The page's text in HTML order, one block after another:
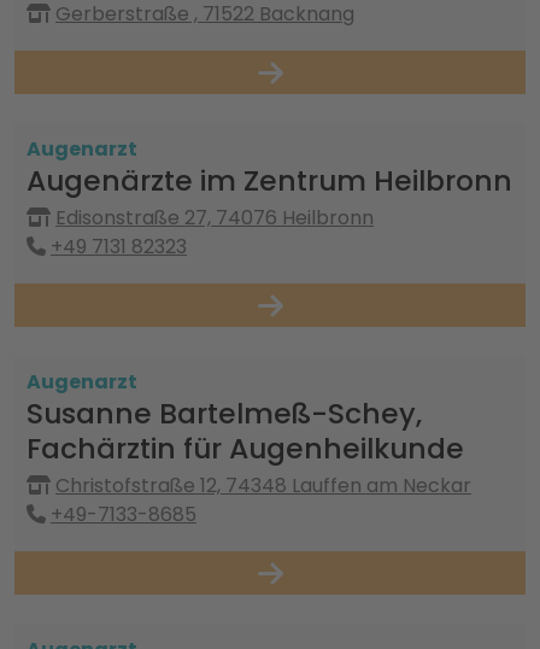
Gerberstraße , 71522 Backnang
Augenarzt
Augenärzte im Zentrum Heilbronn
Edisonstraße 27, 74076 Heilbronn
+49 7131 82323
Augenarzt
Susanne Bartelmeß-Schey,
Fachärztin für Augenheilkunde
Christofstraße 12, 74348 Lauffen am Neckar
+49-7133-8685